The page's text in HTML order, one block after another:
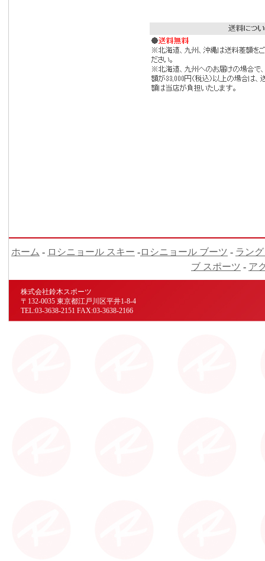
ホーム - ロシニョール スキー -ロシニョール ブーツ - ラン
ブ スポーツ - ア
株式会社鈴木スポーツ
〒132-0035 東京都江戸川区平井1-8-4
TEL:03-3638-2151 FAX:03-3638-2166